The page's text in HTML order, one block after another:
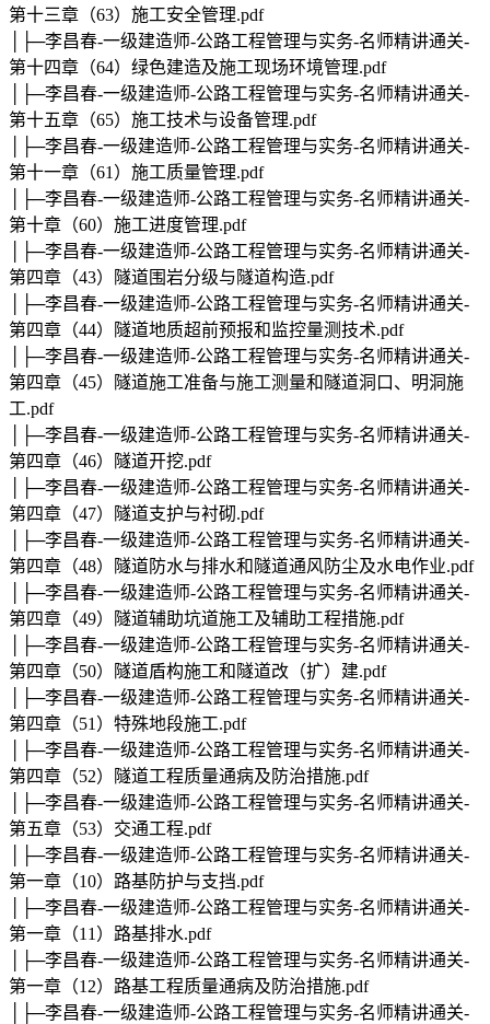
第十三章（63）施工安全管理.pdf
│├─李昌春-一级建造师-公路工程管理与实务-名师精讲通关-
第十四章（64）绿色建造及施工现场环境管理.pdf
│├─李昌春-一级建造师-公路工程管理与实务-名师精讲通关-
第十五章（65）施工技术与设备管理.pdf
│├─李昌春-一级建造师-公路工程管理与实务-名师精讲通关-
第十一章（61）施工质量管理.pdf
│├─李昌春-一级建造师-公路工程管理与实务-名师精讲通关-
第十章（60）施工进度管理.pdf
│├─李昌春-一级建造师-公路工程管理与实务-名师精讲通关-
第四章（43）隧道围岩分级与隧道构造.pdf
│├─李昌春-一级建造师-公路工程管理与实务-名师精讲通关-
第四章（44）隧道地质超前预报和监控量测技术.pdf
│├─李昌春-一级建造师-公路工程管理与实务-名师精讲通关-
第四章（45）隧道施工准备与施工测量和隧道洞口、明洞施
工.pdf
│├─李昌春-一级建造师-公路工程管理与实务-名师精讲通关-
第四章（46）隧道开挖.pdf
│├─李昌春-一级建造师-公路工程管理与实务-名师精讲通关-
第四章（47）隧道支护与衬砌.pdf
│├─李昌春-一级建造师-公路工程管理与实务-名师精讲通关-
第四章（48）隧道防水与排水和隧道通风防尘及水电作业.pdf
│├─李昌春-一级建造师-公路工程管理与实务-名师精讲通关-
第四章（49）隧道辅助坑道施工及辅助工程措施.pdf
│├─李昌春-一级建造师-公路工程管理与实务-名师精讲通关-
第四章（50）隧道盾构施工和隧道改（扩）建.pdf
│├─李昌春-一级建造师-公路工程管理与实务-名师精讲通关-
第四章（51）特殊地段施工.pdf
│├─李昌春-一级建造师-公路工程管理与实务-名师精讲通关-
第四章（52）隧道工程质量通病及防治措施.pdf
│├─李昌春-一级建造师-公路工程管理与实务-名师精讲通关-
第五章（53）交通工程.pdf
│├─李昌春-一级建造师-公路工程管理与实务-名师精讲通关-
第一章（10）路基防护与支挡.pdf
│├─李昌春-一级建造师-公路工程管理与实务-名师精讲通关-
第一章（11）路基排水.pdf
│├─李昌春-一级建造师-公路工程管理与实务-名师精讲通关-
第一章（12）路基工程质量通病及防治措施.pdf
│├─李昌春-一级建造师-公路工程管理与实务-名师精讲通关-